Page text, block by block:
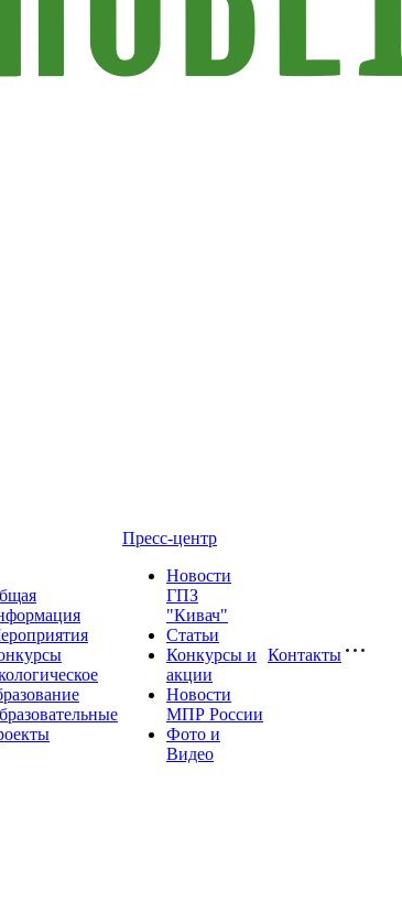
Пресс-центр
Новости
ГПЗ
"Кивач"
Статьи
Конкурсы и
акции
Новости
МПР России
Фото и
Видео
Контакты